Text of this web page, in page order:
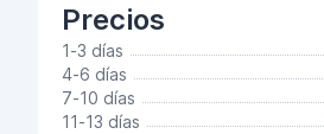
Precios
1-3 días
4-6 días
7-10 días
11-13 días